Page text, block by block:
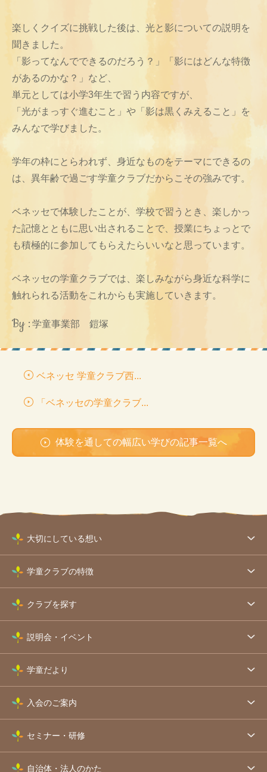
楽しくクイズに挑戦した後は、光と影についての説明を
聞きました。
「影ってなんでできるのだろう？」「影にはどんな特徴
があるのかな？」など、
単元としては小学3年生で習う内容ですが、
「光がまっすぐ進むこと」や「影は黒くみえること」を
みんなで学びました。
学年の枠にとらわれず、身近なものをテーマにできるの
は、異年齢で過ごす学童クラブだからこその強みです。
ベネッセで体験したことが、学校で習うとき、楽しかっ
た記憶とともに思い出されることで、授業にちょっとで
も積極的に参加してもらえたらいいなと思っています。
ベネッセの学童クラブでは、楽しみながら身近な科学に
触れられる活動をこれからも実施していきます。
By : 学童事業部 鎧塚
ベネッセ 学童クラブ西...
「ベネッセの学童クラブ...
体験を通しての幅広い学びの記事一覧へ
大切にしている想い
学童クラブの特徴
クラブを探す
説明会・イベント
学童だより
入会のご案内
セミナー・研修
自治体・法人のかた